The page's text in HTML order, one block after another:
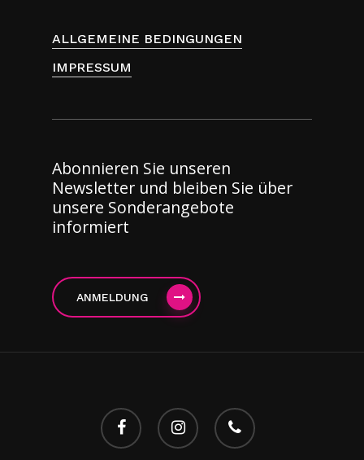
ALLGEMEINE BEDINGUNGEN
IMPRESSUM
Abonnieren Sie unseren
Newsletter und bleiben Sie über
unsere Sonderangebote
informiert
ANMELDUNG
facebook instagram Telefon